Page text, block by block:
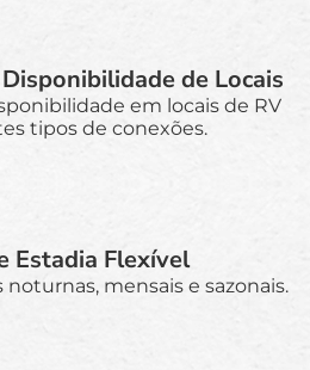
de Locais
em locais de RV
tipos de conexões.
Estadia Flexível
mensais e sazonais.